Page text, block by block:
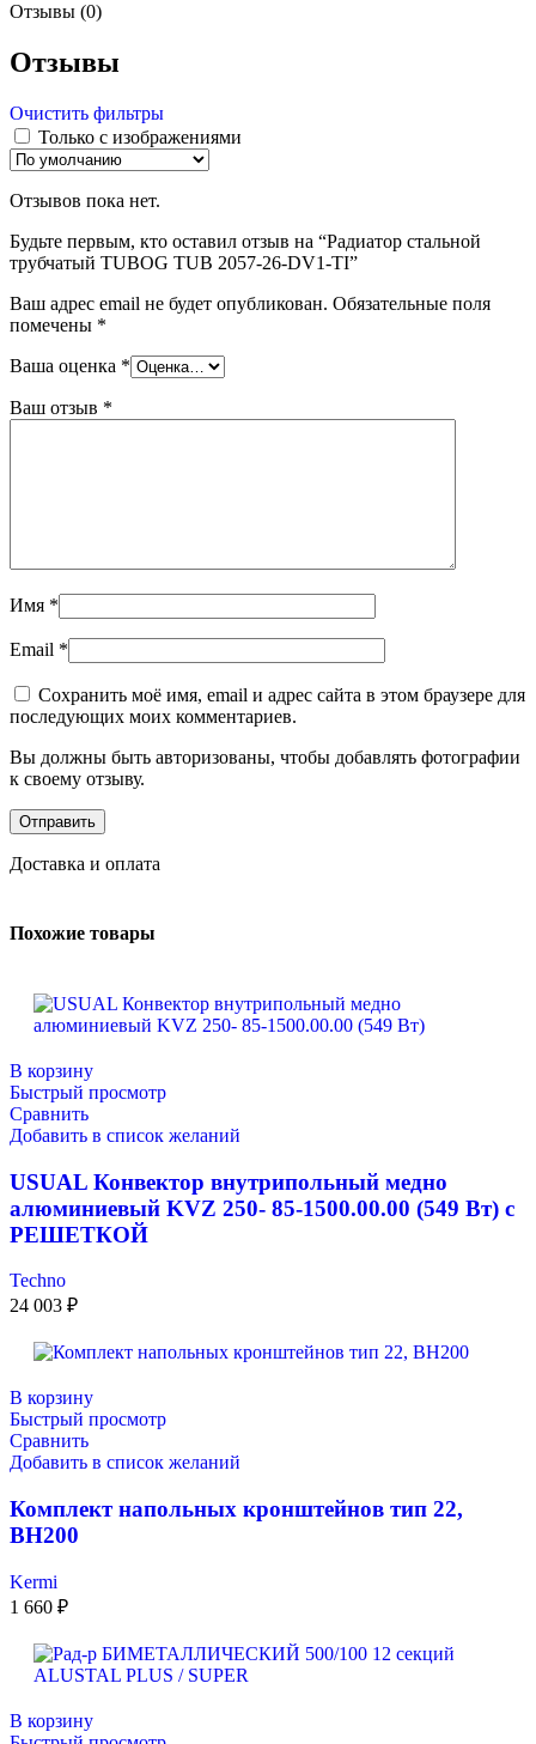
Отзывы (0)
Отзывы
Очистить фильтры
Только с изображениями
Отзывов пока нет.
Будьте первым, кто оставил отзыв на “Радиатор стальной
трубчатый TUBOG TUB 2057-26-DV1-TI”
Ваш адрес email не будет опубликован. Обязательные поля
помечены *
Ваша оценка *
Ваш отзыв *
Имя *
Email *
Сохранить моё имя, email и адрес сайта в этом браузере для
последующих моих комментариев.
Вы должны быть авторизованы, чтобы добавлять фотографии
к своему отзыву.
Доставка и оплата
Похожие товары
В корзину
Быстрый просмотр
Сравнить
Добавить в список желаний
USUAL Конвектор внутрипольный медно
алюминиевый KVZ 250- 85-1500.00.00 (549 Вт) с
РЕШЕТКОЙ
Techno
24 003 ₽
В корзину
Быстрый просмотр
Сравнить
Добавить в список желаний
Комплект напольных кронштейнов тип 22,
ВН200
Kermi
1 660 ₽
В корзину